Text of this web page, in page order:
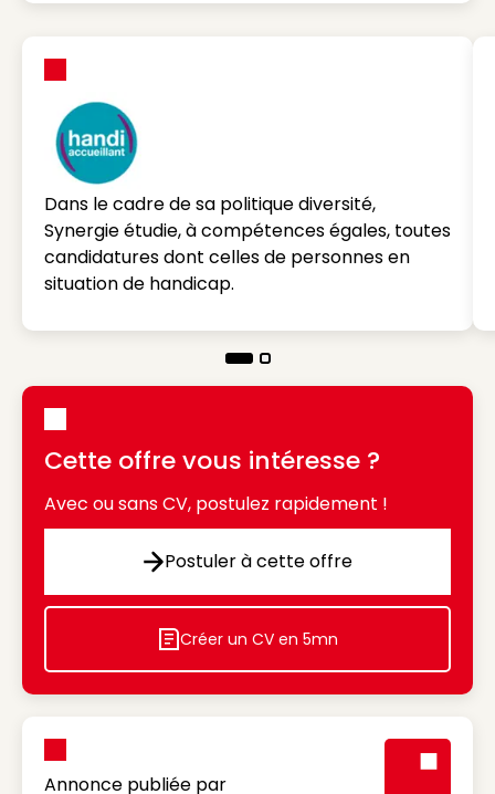
Dans le cadre de sa politique diversité,
Synergie étudie, à compétences égales, toutes
candidatures dont celles de personnes en
situation de handicap.
Cette offre vous intéresse ?
Avec ou sans CV, postulez rapidement !
Postuler à cette offre
Postuler à cette offre
Icon decorative
Créer un CV en 5mn
Annonce publiée par